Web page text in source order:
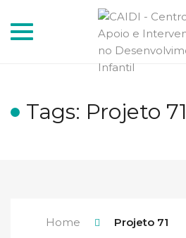
Toggle
Tags: Projeto 71
Home Projeto 71